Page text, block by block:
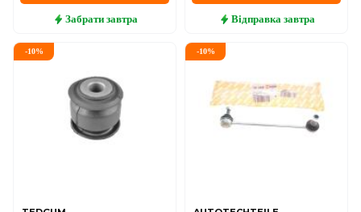
LINCOLN
NISSAN
Забрати завтра Відправка завтра
-10% -10%